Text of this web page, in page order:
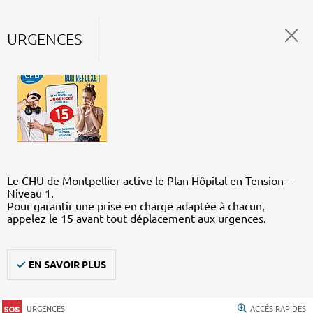
URGENCES
Le CHU de Montpellier active le Plan Hôpital en Tension –
Niveau 1.
Pour garantir une prise en charge adaptée à chacun,
appelez le 15 avant tout déplacement aux urgences.
EN SAVOIR PLUS
URGENCES ACCÈS RAPIDES